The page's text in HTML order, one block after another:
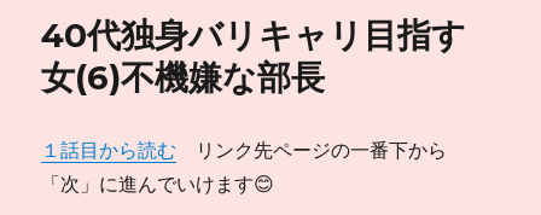
40代独身バリキャリ目指す
女(6)不機嫌な部長
１話目から読む リンク先ページの一番下から
「次」に進んでいけます😊